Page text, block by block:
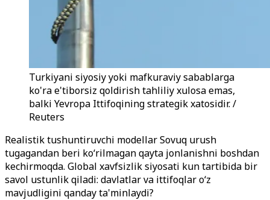
Turkiyani siyosiy yoki mafkuraviy sabablarga
ko'ra e'tiborsiz qoldirish tahliliy xulosa emas,
balki Yevropa Ittifoqining strategik xatosidir. /
Reuters
Realistik tushuntiruvchi modellar Sovuq urush
tugagandan beri ko‘rilmagan qayta jonlanishni boshdan
kechirmoqda. Global xavfsizlik siyosati kun tartibida bir
savol ustunlik qiladi: davlatlar va ittifoqlar o‘z
mavjudligini qanday ta'minlaydi?